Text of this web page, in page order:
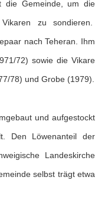
die Gemeinde, um die
zu sondieren.
nach Teheran. Ihm
72) sowie die Vikare
78) und Grobe (1979).
und aufgestockt
Den Löwenanteil der
Landeskirche
selbst trägt etwa